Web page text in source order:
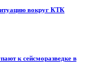
вокруг КТК
к сейсморазведке в